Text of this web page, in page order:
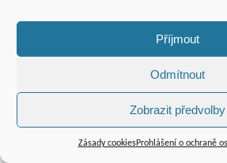
Příjmout
Odmítnout
Zobrazit předvolby
Zásady cookiesProhlášení o ochraně